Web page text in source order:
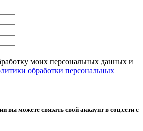
моих персональных данных и
обработки персональных
вы можете связать свой аккаунт в соц.сети с